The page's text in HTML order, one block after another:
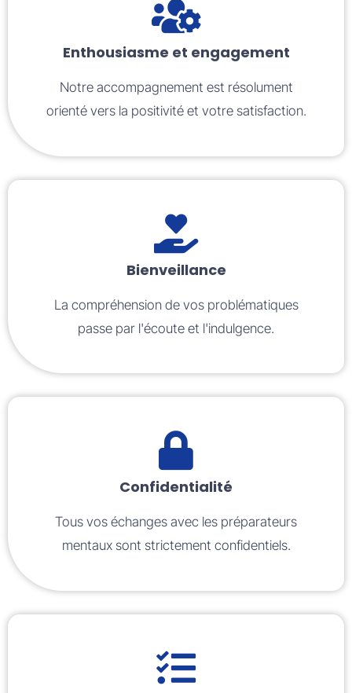
Enthousiasme et engagement
Notre accompagnement est résolument
orienté vers la positivité et votre satisfaction.
Bienveillance
La compréhension de vos problématiques
passe par l'écoute et l'indulgence.
Confidentialité
Tous vos échanges avec les préparateurs
mentaux sont strictement confidentiels.